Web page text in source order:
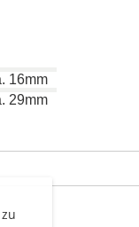
16mm
29mm